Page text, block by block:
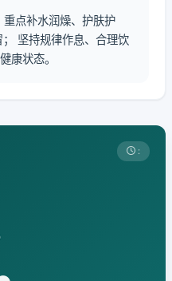
点补水润燥、护肤护
坚持规律作息、合理饮
康状态。
: